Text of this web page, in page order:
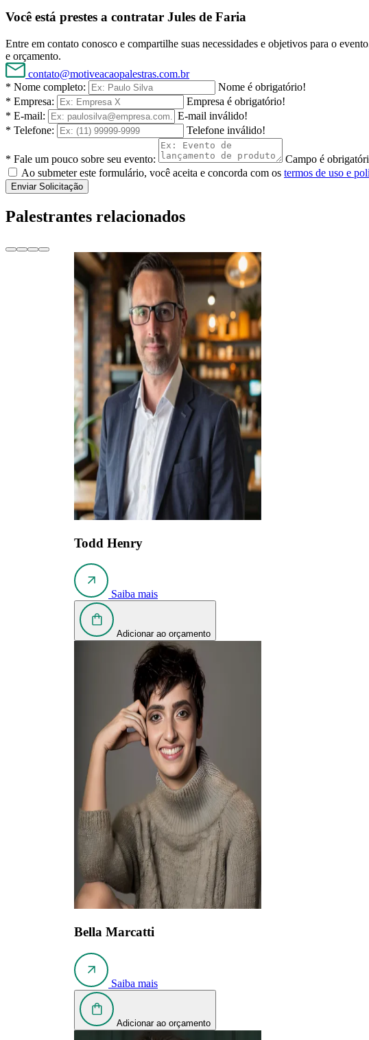
Você está prestes a contratar Jules de Faria
Entre em contato conosco e compartilhe suas necessidades e objetivos para o
e orçamento.
contato@motiveacaopalestras.com.br
* Nome completo:
Nome é obrigatório!
* Empresa:
Empresa é obrigatório!
* E-mail:
E-mail inválido!
* Telefone:
Telefone inválido!
* Fale um pouco sobre seu evento:
Campo é
Ao submeter este formulário, você aceita e concorda com os termos de uso e
Enviar Solicitação
Palestrantes relacionados
Todd Henry
Saiba mais
Adicionar ao orçamento
Bella Marcatti
Saiba mais
Adicionar ao orçamento